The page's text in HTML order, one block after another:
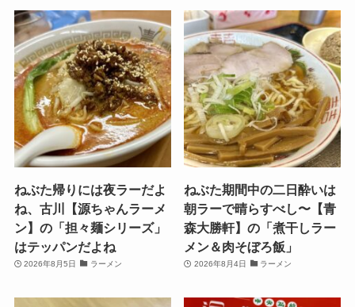
ねぶた帰りには夜ラーだよ
ね、古川【源ちゃんラーメ
ン】の「担々麺シリーズ」
はテッパンだよね
2026年8月5日 ラーメン
ねぶた期間中の二日酔いは
朝ラーで晴らすべし〜【青
森大勝軒】の「煮干しラー
メン＆肉そぼろ飯」
2026年8月4日 ラーメン